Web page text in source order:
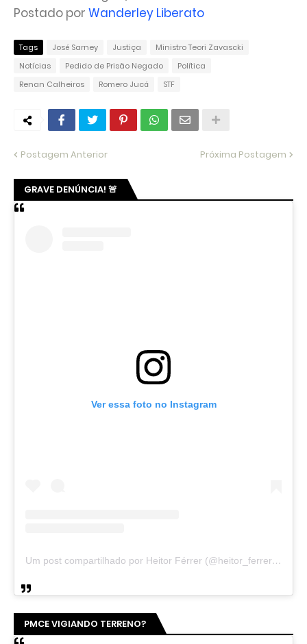
Postado por Wanderley Liberato
Tags José Sarney Justiça
Ministro Teori Zavascki
Notícias
Pedido de Prisão Negado
Política
Renan Calheiros
Romero Jucá STF
Postagem Anterior Próxima Postagem
GRAVE DENÚNCIA! 🚨
Ver essa foto no Instagram
Um post compartilhado por Heitor Férrer (@heitor_ferrer77)
PMCE VIGIANDO TERRENO?